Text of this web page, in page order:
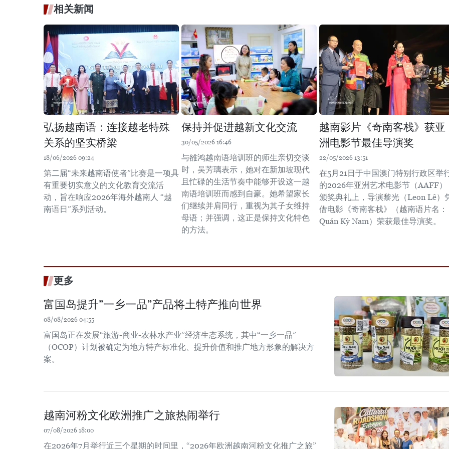
相关新闻
弘扬越南语：连接越老特殊
关系的坚实桥梁
18/06/2026 09:24
第二届“未来越南语使者”比赛是一项具
有重要切实意义的文化教育交流活
动，旨在响应2026年海外越南人 “越
南语日”系列活动。
保持并促进越新文化交流
30/05/2026 16:46
与雒鸿越南语培训班的师生亲切交谈
时，吴芳璃表示，她对在新加坡现代
且忙碌的生活节奏中能够开设这一越
南语培训班而感到自豪。她希望家长
们继续并肩同行，重视为其子女维持
母语；并强调，这正是保持文化特色
的方法。
越南影片《奇南客栈》获亚
洲电影节最佳导演奖
22/05/2026 13:51
在5月21日于中国澳门特别行政区举
的2026年亚洲艺术电影节（AAFF）
颁奖典礼上，导演黎光（Leon Lê）
借电影《奇南客栈》（越南语片名：
Quán Kỳ Nam）荣获最佳导演奖。
更多
富国岛提升”一乡一品”产品将土特产推向世界
08/08/2026 04:55
富国岛正在发展“旅游-商业-农林水产业”经济生态系统，其中“一乡一品”
（OCOP）计划被确定为地方特产标准化、提升价值和推广地方形象的解决方
案。
越南河粉文化欧洲推广之旅热闹举行
07/08/2026 18:00
在2026年7月举行近三个星期的时间里，“2026年欧洲越南河粉文化推广之旅”